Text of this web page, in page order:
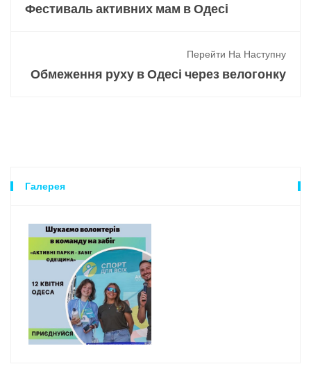
Фестиваль активних мам в Одесі
Перейти На Наступну
Обмеження руху в Одесі через велогонку
Галерея